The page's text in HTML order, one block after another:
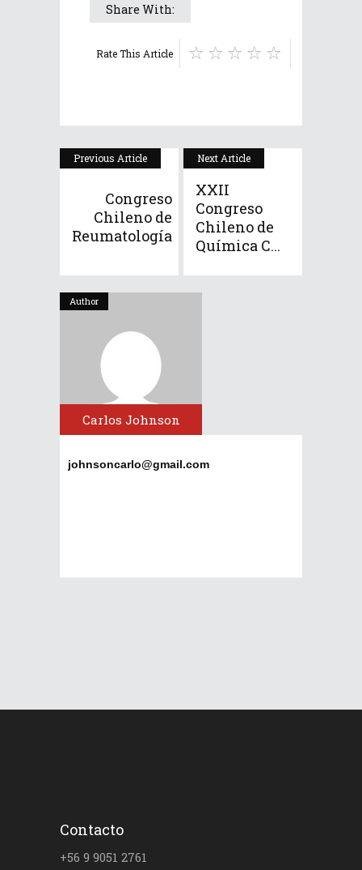
Share With:
Rate This Article
Previous Article
Congreso
Chileno de
Reumatología
Next Article
XXII
Congreso
Chileno de
Química C...
Author
Carlos Johnson
johnsoncarlo@gmail.com
Contacto
+56 9 9051 2761